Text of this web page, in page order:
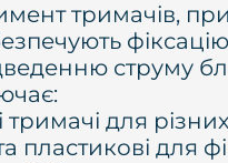
тримачів,
струму
тримачі для
пластикові для